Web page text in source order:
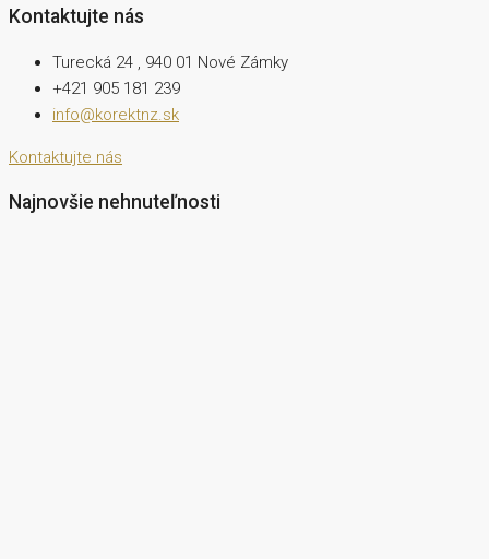
Kontaktujte nás
Turecká 24 , 940 01 Nové Zámky
+421 905 181 239
info@korektnz.sk
Kontaktujte nás
Najnovšie nehnuteľnosti